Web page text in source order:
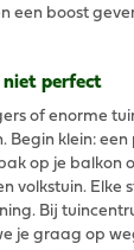
niet perfect
of enorme
Begin klein:
op je balkon
volkstuin. Elke
Bij
je graag op